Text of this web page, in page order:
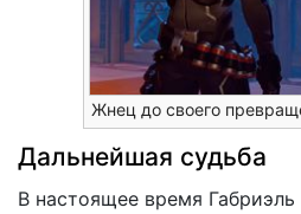
Жнец до своего
Дальнейшая судьба
В настоящее время